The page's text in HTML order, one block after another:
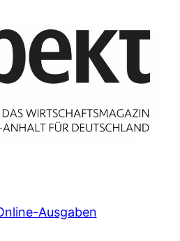
Ausgaben